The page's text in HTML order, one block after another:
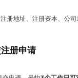
册地址、注册资本、公司
册申请